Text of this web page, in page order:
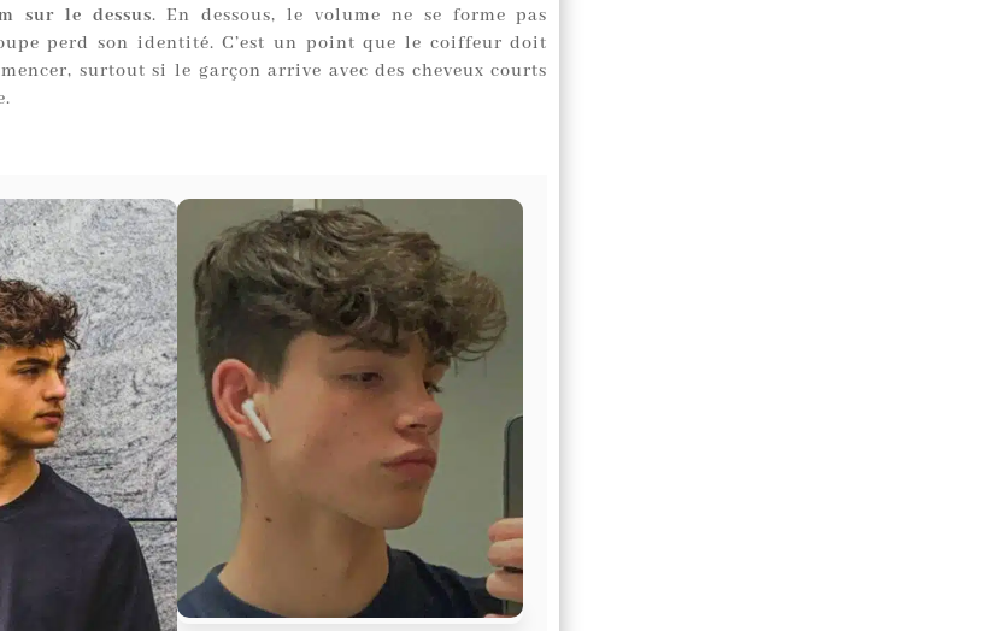
sur le dessus. En dessous, le volume ne se forme pas
perd son identité. C’est un point que le coiffeur doit
surtout si le garçon arrive avec des cheveux courts